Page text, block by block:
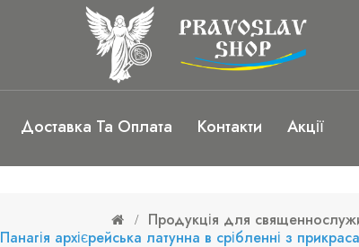
Доставка Та Оплата Контакти Акції
Продукція для
Панагія архієрейська латунна в срібленні з